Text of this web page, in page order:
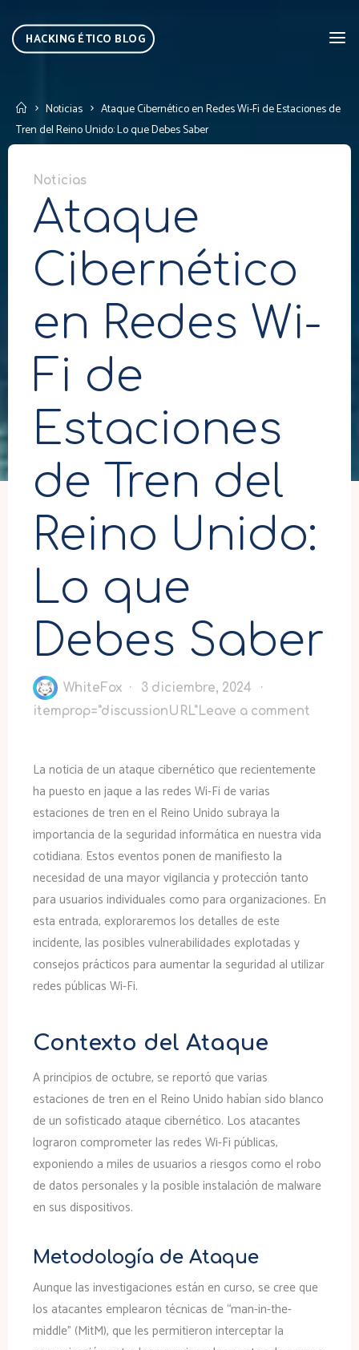
content
HACKING ÉTICO BLOG
HomeNoticias
Ataque Cibernético en Redes Wi-Fi de Estaciones de
Tren del Reino Unido: Lo que Debes Saber
Noticias
Ataque
Cibernético
en Redes Wi-
Fi de
Estaciones
de Tren del
Reino Unido:
Lo que
Debes Saber
WhiteFox
3 diciembre, 2024
itemprop="discussionURL"Leave a comment
La noticia de un ataque cibernético que recientemente
ha puesto en jaque a las redes Wi-Fi de varias
estaciones de tren en el Reino Unido subraya la
importancia de la seguridad informática en nuestra vida
cotidiana. Estos eventos ponen de manifiesto la
necesidad de una mayor vigilancia y protección tanto
para usuarios individuales como para organizaciones. En
esta entrada, exploraremos los detalles de este
incidente, las posibles vulnerabilidades explotadas y
consejos prácticos para aumentar la seguridad al utilizar
redes públicas Wi-Fi.
Contexto del Ataque
A principios de octubre, se reportó que varias
estaciones de tren en el Reino Unido habían sido blanco
de un sofisticado ataque cibernético. Los atacantes
lograron comprometer las redes Wi-Fi públicas,
exponiendo a miles de usuarios a riesgos como el robo
de datos personales y la posible instalación de malware
en sus dispositivos.
Metodología de Ataque
Aunque las investigaciones están en curso, se cree que
los atacantes emplearon técnicas de “man-in-the-
middle” (MitM), que les permitieron interceptar la